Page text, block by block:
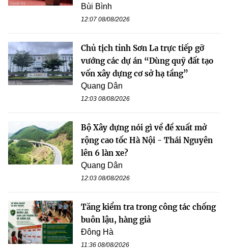
Bùi Bình
12:07 08/08/2026
Chủ tịch tỉnh Sơn La trực tiếp gỡ
vướng các dự án “Dùng quỹ đất tạo
vốn xây dựng cơ sở hạ tầng”
Quang Dân
12:03 08/08/2026
Bộ Xây dựng nói gì về đề xuất mở
rộng cao tốc Hà Nội - Thái Nguyên
lên 6 làn xe?
Quang Dân
12:03 08/08/2026
Tăng kiểm tra trong công tác chống
buôn lậu, hàng giả
Đông Hà
11:36 08/08/2026